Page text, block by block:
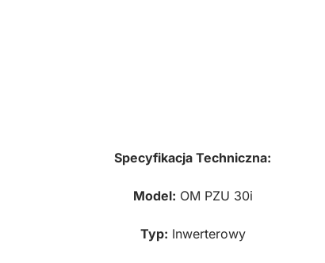
Specyfikacja Techniczna:
Model: OM PZU 30i
Typ: Inwerterowy